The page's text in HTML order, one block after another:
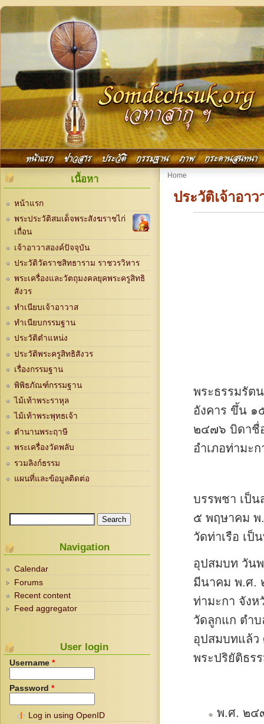
Skip to main content
Main menu
หน้าแรก ข่าวสาร ประวัติ กรรมฐาน ภาพ กระดานสนทนา
เนื้อหา
หน้าแรก
พระประวัติสมเด็จพระสังฆราชไก่
เถื่อน
เจ้าอาวาสองค์ปัจจุบัน
ประวัติวัดราชสิทธาราม ราชวรวิหาร
พระเครื่องและวัตถุมงคลยุคพระครูสิทธิ
สังวร
ทำเนียบเจ้าอาวาส
ทำเนียบกรรมฐาน
ประวัติตำแหน่ง
ประวัติพระครูสิทธิสังวร
เรื่องกรรมฐาน
พิพิธภัณฑ์กรรมฐาน
ไม้เท้าพระราหุล
ไม้เท้าพระพุทธเจ้า
ตำนานพระฤาษี
พระเครื่องวัดพลับ
รวมลิงก์ธรรม
แผนที่และข้อมูลติดต่อ
Navigation
Calendar
Forums
Recent content
Feed aggregator
User login
Username *
Password *
Log in using OpenID
You are here
Home
ประวัติเจ้าอา
พระธรรมรัต
อังคาร ขึ้น ๑
๒๔๗๖ บิดาชื่
อำเภอท่ามะ
บรรพชา เป็
๕ พฤษาคม พ
วัดท่าเรือ เป็
อุปสมบท วัน
มีนาคม พ.ศ.
ท่ามะกา จังห
วัดลูกแก ตำ
อุปสมบทแล้ว
พระปริยัติธร
พ.ศ. ๒๔